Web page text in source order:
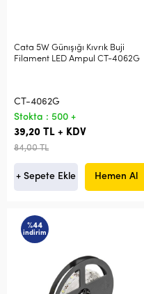
Cata 5W Günışığı Kıvrık Buji
Filament LED Ampul CT-4062G
CT-4062G
Stokta : 500 +
39,20 TL + KDV
84,00 TL
+ Sepete Ekle Hemen Al
%44
indirim